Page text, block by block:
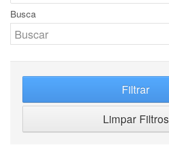
Busca
Filtrar
Limpar Filtros